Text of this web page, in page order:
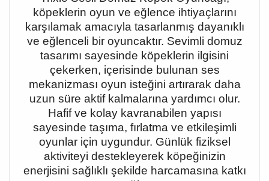
köpeklerin oyun ve eğlence ihtiyaçlarını
karşılamak amacıyla tasarlanmış dayanıklı
ve eğlenceli bir oyuncaktır. Sevimli domuz
tasarımı sayesinde köpeklerin ilgisini
çekerken, içerisinde bulunan ses
mekanizması oyun isteğini artırarak daha
uzun süre aktif kalmalarına yardımcı olur.
Hafif ve kolay kavranabilen yapısı
sayesinde taşıma, fırlatma ve etkileşimli
oyunlar için uygundur. Günlük fiziksel
aktiviteyi destekleyerek köpeğinizin
enerjisini sağlıklı şekilde harcamasına katkı